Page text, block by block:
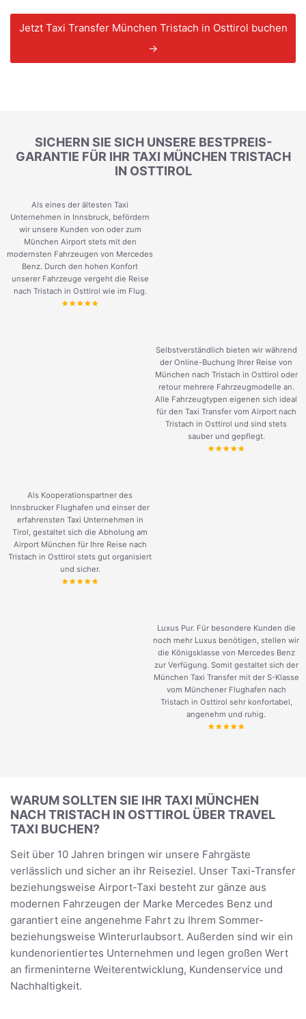
Jetzt Taxi Transfer München Tristach in Osttirol buchen
→
SICHERN SIE SICH UNSERE BESTPREIS-
GARANTIE FÜR IHR TAXI MÜNCHEN TRISTACH
IN OSTTIROL
Als eines der ältesten Taxi
Unternehmen in Innsbruck, befördern
wir unsere Kunden von oder zum
München Airport stets mit den
modernsten Fahrzeugen von Mercedes
Benz. Durch den hohen Konfort
unserer Fahrzeuge vergeht die Reise
nach Tristach in Osttirol wie im Flug.
Selbstverständlich bieten wir während
der Online-Buchung Ihrer Reise von
München nach Tristach in Osttirol oder
retour mehrere Fahrzeugmodelle an.
Alle Fahrzeugtypen eigenen sich ideal
für den Taxi Transfer vom Airport nach
Tristach in Osttirol und sind stets
sauber und gepflegt.
Als Kooperationspartner des
Innsbrucker Flughafen und einser der
erfahrensten Taxi Unternehmen in
Tirol, gestaltet sich die Abholung am
Airport München für Ihre Reise nach
Tristach in Osttirol stets gut organisiert
und sicher.
Luxus Pur. Für besondere Kunden die
noch mehr Luxus benötigen, stellen wir
die Königsklasse von Mercedes Benz
zur Verfügung. Somit gestaltet sich der
München Taxi Transfer mit der S-Klasse
vom Münchener Flughafen nach
Tristach in Osttirol sehr konfortabel,
angenehm und ruhig.
WARUM SOLLTEN SIE IHR TAXI MÜNCHEN
NACH TRISTACH IN OSTTIROL ÜBER TRAVEL
TAXI BUCHEN?
Seit über 10 Jahren bringen wir unsere Fahrgäste
verlässlich und sicher an ihr Reiseziel. Unser Taxi-Transfer
beziehungsweise Airport-Taxi besteht zur gänze aus
modernen Fahrzeugen der Marke Mercedes Benz und
garantiert eine angenehme Fahrt zu Ihrem Sommer-
beziehungsweise Winterurlaubsort. Außerden sind wir ein
kundenorientiertes Unternehmen und legen großen Wert
an firmeninterne Weiterentwicklung, Kundenservice und
Nachhaltigkeit.